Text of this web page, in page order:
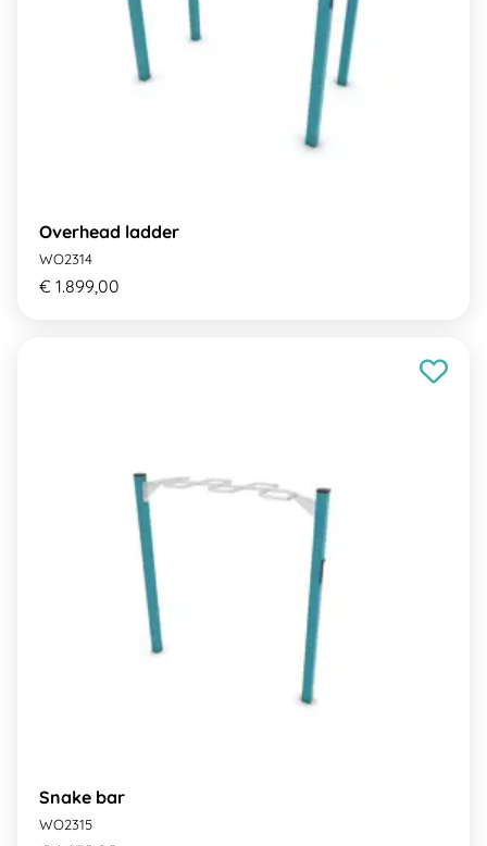
Overhead ladder
WO2314
€ 1.899,00
Snake bar
WO2315